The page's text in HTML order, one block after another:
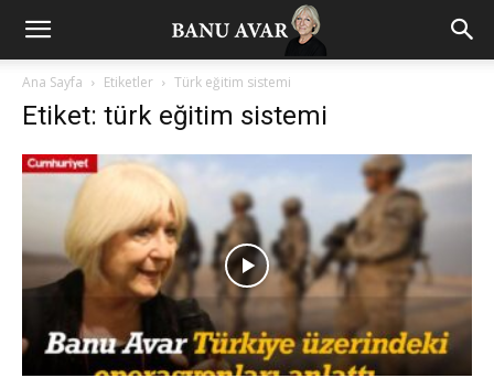
Ana Sayfa Etiketler Türk eğitim sistemi
Etiket: türk eğitim sistemi